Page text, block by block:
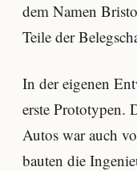
dem Namen
Teile der
In der eigenen
erste Prototypen.
Autos war auch
bauten die